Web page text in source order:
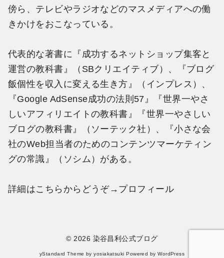
傍ら、テレビやラジオなどのマスメディアへの働
きかけをおこなっている。
代表的な著書に『成功するネットショップ集客と
運営の教科書』（SBクリエイティブ）、『ブログ
飯個性を収入に変える生き方』（インプレス）、
『Google AdSense成功の法則57』『世界一やさ
しいアフィリエイトの教科書』『世界一やさしい
ブログの教科書』（ソーテック社）、『小さな会
社のWeb担当者のためのコンテンツマーケティン
グの常識』（ソシム）がある。
詳細はこちらからどうぞ→ プロフィール
© 2026 染谷昌利公式ブログ
yStandard Theme byyosiakatsuki Powered byWordPress